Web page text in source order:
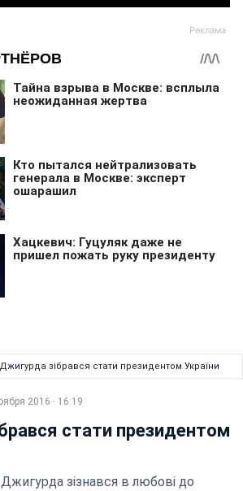
Джигурда зібрався стати президентом України
2016 · 16:19
стати президентом
зізнався в любові до